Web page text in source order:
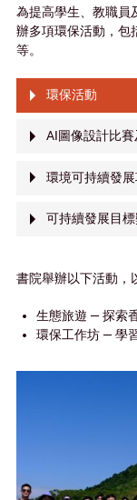
為提高學生、教職員
辦多項環保活動，包
等。
環保活動
AI圖像設計比賽
環境可持續發
可持續發展目
書院舉辦以下活動，
生態旅遊 — 探索
環保工作坊 — 學